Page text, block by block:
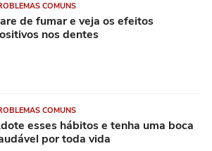
COMUNS
de fumar e veja os efeitos
nos dentes
COMUNS
esses hábitos e tenha uma boca
por toda vida